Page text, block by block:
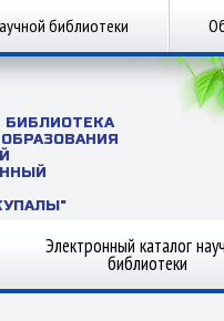
библиотеки
БИБЛИОТЕКА
Электронный каталог
библиотеки